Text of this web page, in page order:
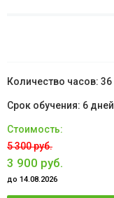
36
6 дней
5 300 руб.
3 900 руб.
до 14.08.2026